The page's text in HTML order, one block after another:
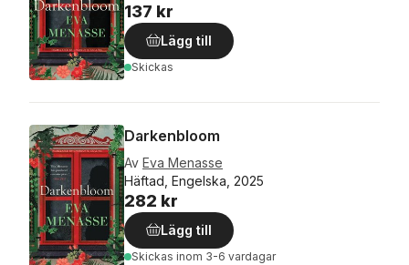
137 kr
Lägg till
Skickas
Darkenbloom
Av Eva Menasse
Häftad, Engelska, 2025
282 kr
Lägg till
Skickas inom 3-6 vardagar